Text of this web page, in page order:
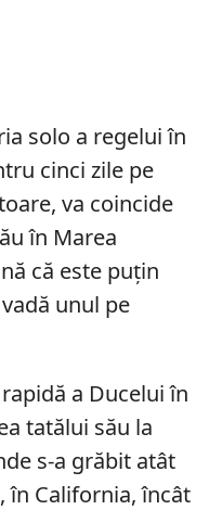
solo a regelui în
cinci zile pe
va coincide
în Marea
că este puțin
unul pe
a Ducelui în
tatălui său la
s-a grăbit atât
în California, încât